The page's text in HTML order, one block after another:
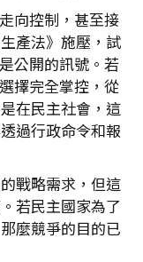
向控制，甚至接
產法》施壓，試
公開的訊號。若
擇完全掌控，從
在民主社會，這
過行政命令和報
戰略需求，但這
若民主國家為了
麼競爭的目的已